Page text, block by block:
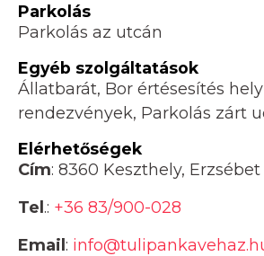
Parkolás
Parkolás az utcán
Egyéb szolgáltatások
Állatbarát, Bor értésesítés
rendezvények, Parkolás zárt
Elérhetőségek
Cím: 8360 Keszthely,
Tel .: +36 83/900-028
Email :